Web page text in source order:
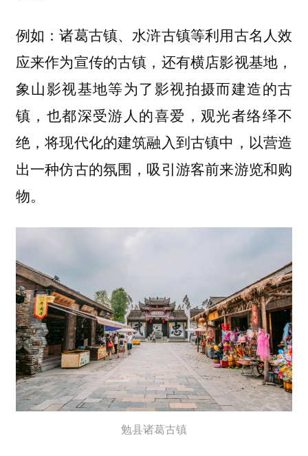
例如：诸葛古镇、水浒古镇等利用古名人效
应来作为宣传的古镇，还有横店影视基地，
象山影视基地等为了影视拍摄而建造的古
镇，也都深受游人的喜爱，观光者络绎不
绝，将现代化的建筑融入到古镇中，以营造
出一种仿古的氛围，吸引游客前来游览和购
物。
勉县诸葛古镇